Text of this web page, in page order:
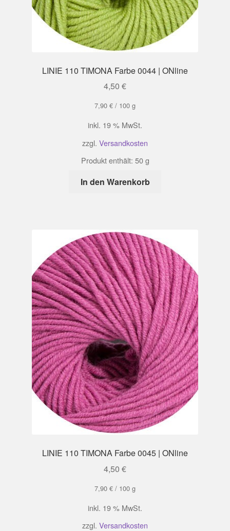
LINIE 110 TIMONA Farbe 0044 | ONline
4,50 €
7,90 € / 100 g
inkl. 19 % MwSt.
zzgl. Versandkosten
Produkt enthält: 50g
In den Warenkorb
LINIE 110 TIMONA Farbe 0045 | ONline
4,50 €
7,90 € / 100 g
inkl. 19 % MwSt.
zzgl. Versandkosten